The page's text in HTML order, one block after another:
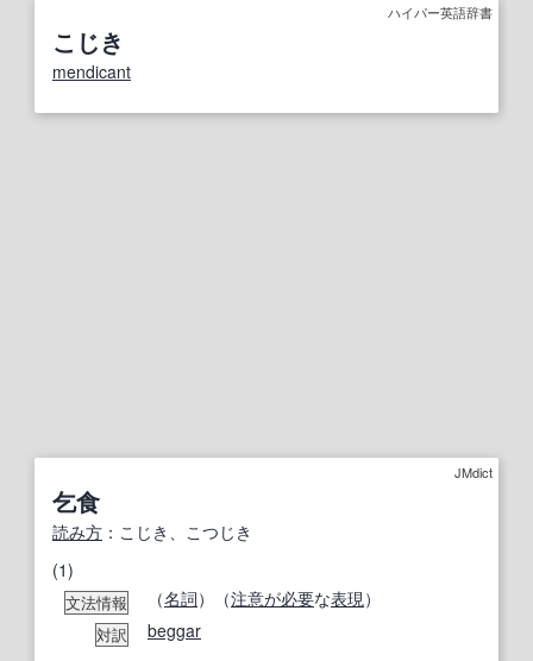
ハイパー英語辞書
こじき
mendicant
JMdict
乞食
読み方 ：こじき、こつじき
(1)
文法情報 （名詞）（注意が必要な表現 ）
対訳 beggar